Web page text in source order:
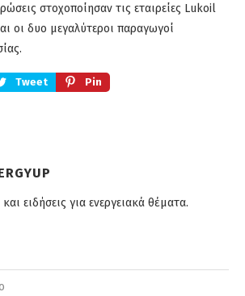
στοχοποίησαν τις εταιρείες Lukoil
οι δυο μεγαλύτεροι παραγωγοί
Tweet Pin
ειδήσεις για ενεργειακά θέματα.